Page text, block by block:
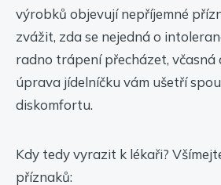
výrobků objevují nepříjemné
zvážit, zda se nejedná o
radno trápení přecházet, včasná
úprava jídelníčku vám ušetří
diskomfortu.
Kdy tedy vyrazit k lékaři?
příznaků: